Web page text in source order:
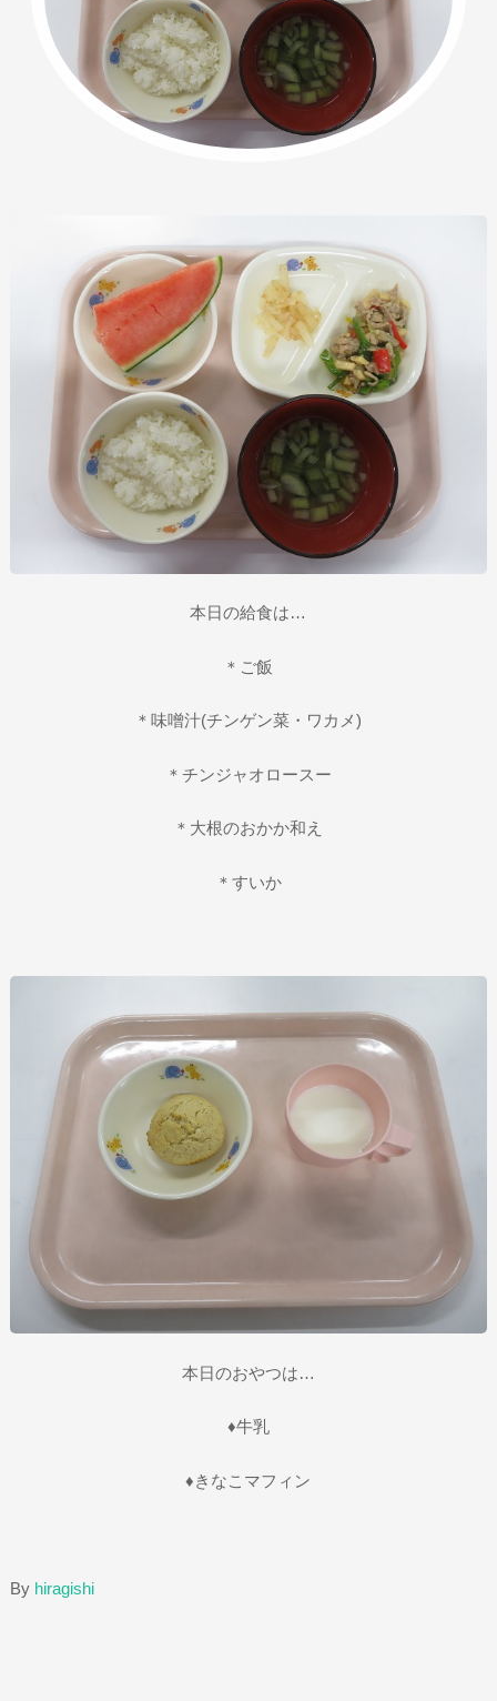
本日の給食は…
＊ご飯
＊味噌汁(チンゲン菜・ワカメ)
＊チンジャオロースー
＊大根のおかか和え
＊すいか
本日のおやつは…
♦牛乳
♦きなこマフィン
By hiragishi